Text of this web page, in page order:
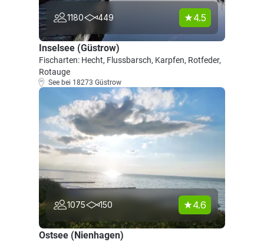
1180 449 4.5
Inselsee (Güstrow)
Fischarten: Hecht, Flussbarsch, Karpfen, Rotfeder,
Rotauge
See bei 18273 Güstrow
1075 150 4.6
Ostsee (Nienhagen)